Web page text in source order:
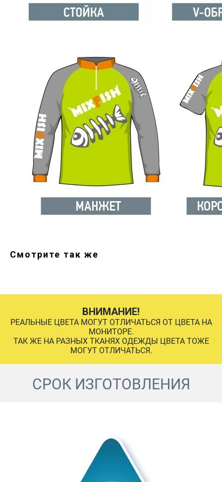
Смотрите так же
ВНИМАНИЕ!
РЕАЛЬНЫЕ ЦВЕТА МОГУТ ОТЛИЧАТЬСЯ ОТ ЦВЕТА НА
МОНИТОРЕ.
ТАК ЖЕ НА РАЗНЫХ ТКАНЯХ ОДЕЖДЫ ЦВЕТА ТОЖЕ
МОГУТ ОТЛИЧАТЬСЯ.
СРОК ИЗГОТОВЛЕНИЯ